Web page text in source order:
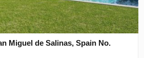
Miguel de Salinas, Spain No.